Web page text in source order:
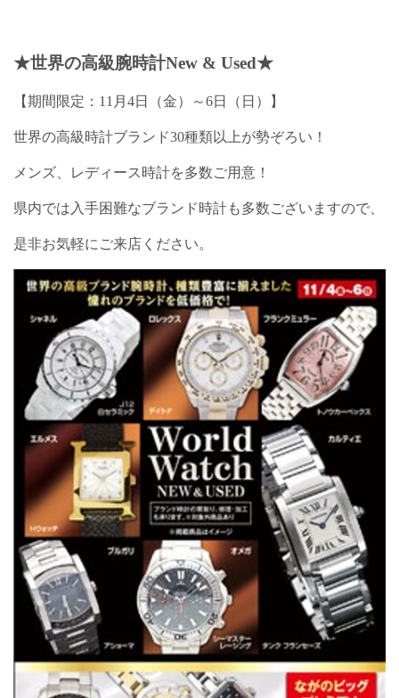
★世界の高級腕時計New & Used★
【期間限定：11月4日（金）～6日（日）】
世界の高級時計ブランド30種類以上が勢ぞろい！
メンズ、レディース時計を多数ご用意！
県内では入手困難なブランド時計も多数ございますので、
是非お気軽にご来店ください。